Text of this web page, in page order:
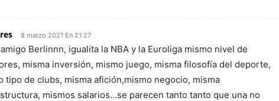
8 marzo 2021 En 21:27
Berlinnn, igualita la NBA y la Euroliga mismo nivel de
misma inversión, mismo juego, misma filosofía del deporte,
tipo de clubs, misma afición,mismo negocio, misma
mismos salarios…se parecen tanto tanto que una no